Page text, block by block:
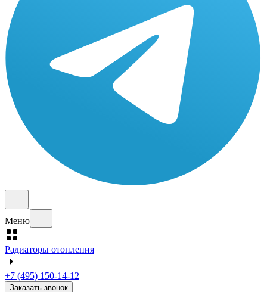
Меню
Радиаторы отопления
+7 (495) 150-14-12
Заказать звонок